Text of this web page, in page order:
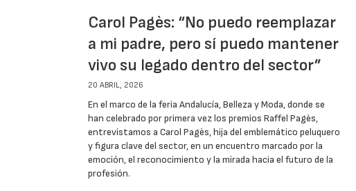
Carol Pagès: “No puedo reemplazar
a mi padre, pero sí puedo mantener
vivo su legado dentro del sector”
20 ABRIL, 2026
En el marco de la feria Andalucía, Belleza y Moda, donde se
han celebrado por primera vez los premios Raffel Pagès,
entrevistamos a Carol Pagès, hija del emblemático peluquero
y figura clave del sector, en un encuentro marcado por la
emoción, el reconocimiento y la mirada hacia el futuro de la
profesión.